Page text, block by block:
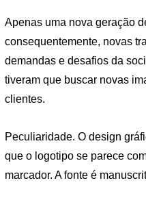
Apenas uma nova geração
consequentemente, novas
demandas e desafios da
tiveram que buscar novas
clientes.
Peculiaridade. O design
que o logotipo se parece
marcador. A fonte é